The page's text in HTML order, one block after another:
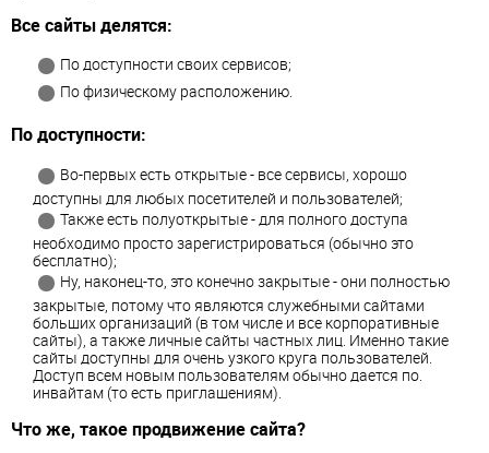
Все сайты делятся:
По доступности своих сервисов;
По физическому расположению.
По доступности:
Во-первых есть открытые - все сервисы, хорошо
доступны для любых посетителей и пользователей;
Также есть полуоткрытые - для полного доступа
необходимо просто зарегистрироваться (обычно это
бесплатно);
Ну, наконец-то, это конечно закрытые - они полностью
закрытые, потому что являются служебными сайтами
больших организаций (в том числе и все корпоративные
сайты), а также личные сайты частных лиц. Именно такие
сайты доступны для очень узкого круга пользователей.
Доступ всем новым пользователям обычно дается по.
инвайтам (то есть приглашениям).
Что же, такое продвижение сайта?